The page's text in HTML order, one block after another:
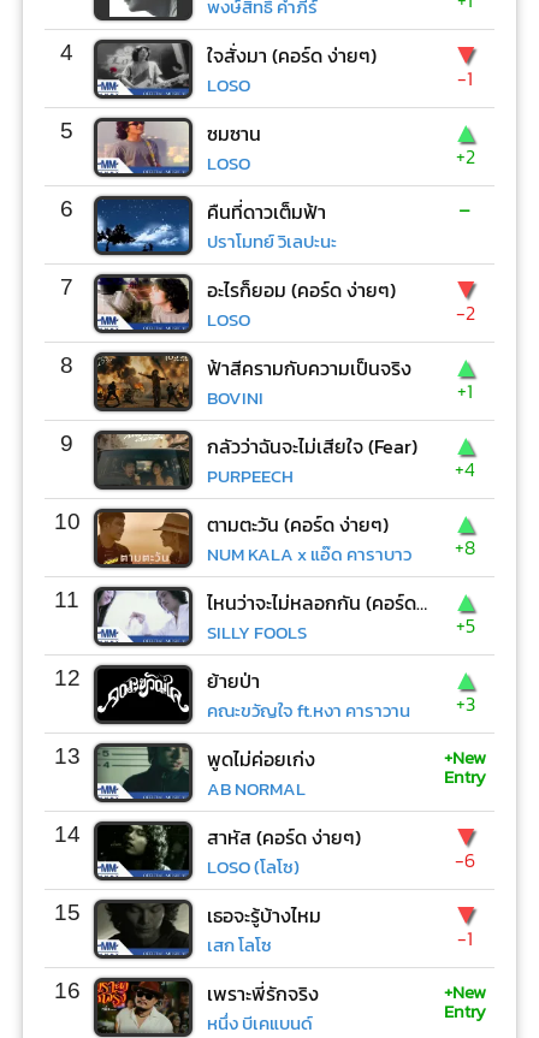
พงษ์สิทธิ์ คำภีร์
4 ใจสั่งมา (คอร์ด ง่ายๆ)
LOSO
▼
-1
5 ซมซาน
LOSO
▲
+2
6 คืนที่ดาวเต็มฟ้า
ปราโมทย์ วิเลปะนะ
-
7 อะไรก็ยอม (คอร์ด ง่ายๆ)
LOSO
▼
-2
8 ฟ้าสีครามกับความเป็นจริง
BOVINI
▲
+1
9 กลัวว่าฉันจะไม่เสียใจ (Fear)
PURPEECH
▲
+4
10 ตามตะวัน (คอร์ด ง่ายๆ)
NUM KALA x แอ๊ด คาราบาว
▲
+8
11 ไหนว่าจะไม่หลอกกัน (คอร์ด ง่ายๆ)
SILLY FOOLS
▲
+5
12 ย้ายป่า
คณะขวัญใจ ft.หงา คาราวาน
▲
+3
13 พูดไม่ค่อยเก่ง
AB NORMAL
+New
Entry
14 สาหัส (คอร์ด ง่ายๆ)
LOSO (โลโซ)
▼
-6
15 เธอจะรู้บ้างไหม
เสก โลโซ
▼
-1
16 เพราะพี่รักจริง
หนึ่ง บีเคแบนด์
+New
Entry